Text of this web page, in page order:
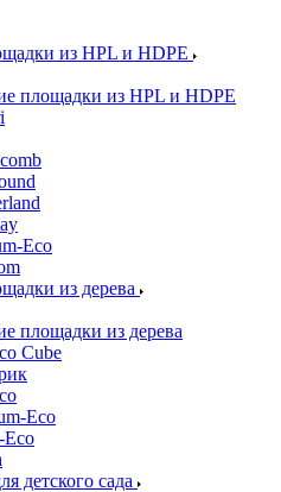
из HPL и HDPE
площадки из HPL и HDPE
Eco
из дерева
площадки из дерева
Cube
Еco
Eco
детского сада